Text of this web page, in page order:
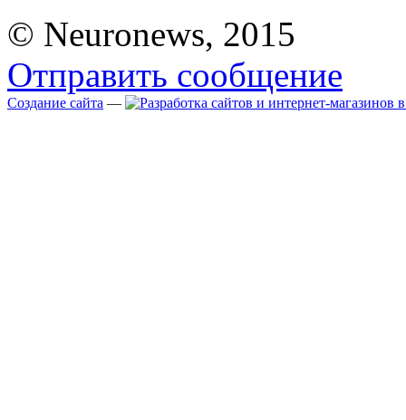
© Neuronews, 2015
Отправить сообщение
Создание сайта —